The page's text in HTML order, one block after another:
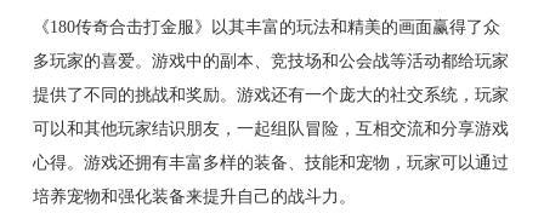
《180传奇合击打金服》以其丰富的玩法和精美的画面赢得了众
多玩家的喜爱。游戏中的副本、竞技场和公会战等活动都给玩家
提供了不同的挑战和奖励。游戏还有一个庞大的社交系统，玩家
可以和其他玩家结识朋友，一起组队冒险，互相交流和分享游戏
心得。游戏还拥有丰富多样的装备、技能和宠物，玩家可以通过
培养宠物和强化装备来提升自己的战斗力。